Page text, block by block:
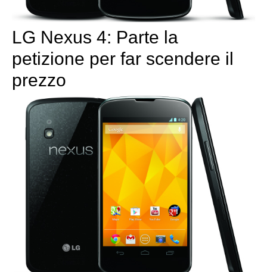
LG Nexus 4: Parte la
petizione per far scendere il
prezzo